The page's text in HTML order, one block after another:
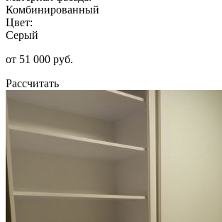
Комбинированный
Цвет:
Серый
от 51 000 руб.
Рассчитать